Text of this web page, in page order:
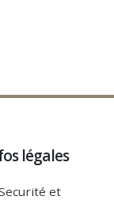
légales
et